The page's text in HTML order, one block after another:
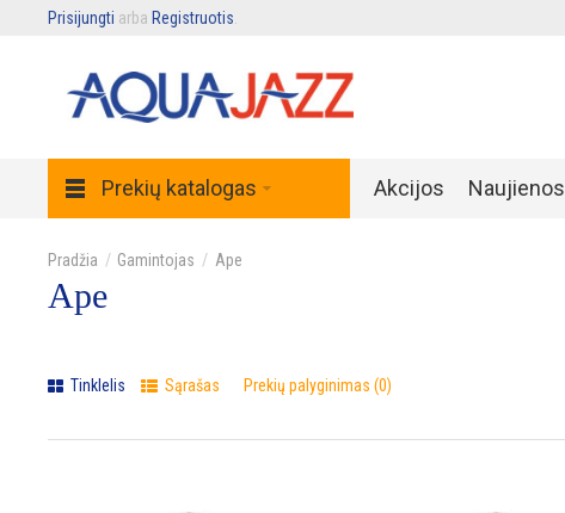
Prisijungti arba Registruotis
Prekių katalogas Akcijos Naujienos
Gamintojas Ape
Ape
Tinklelis Sąrašas Prekių palyginimas (0)